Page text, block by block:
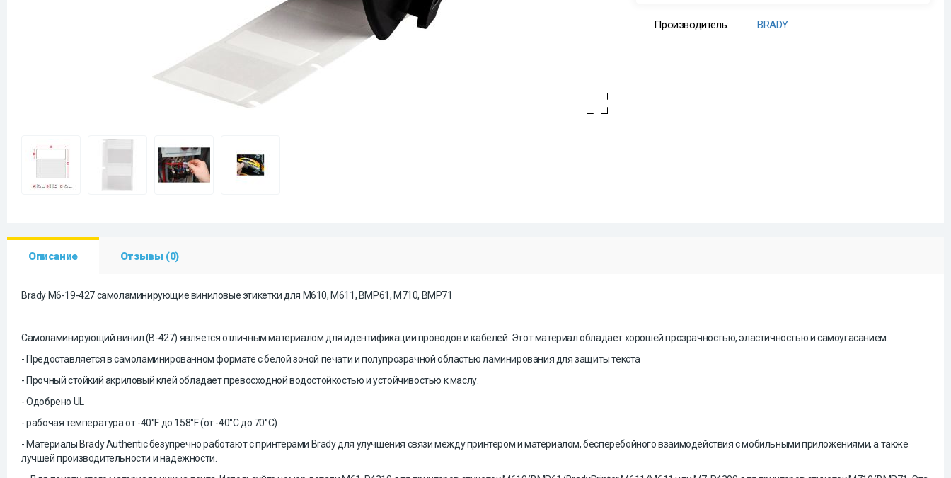
Производитель: BRADY
Описание Отзывы (0)
Brady M6-19-427 самоламинирующие виниловые этикетки для M610, M611, BMP61, M710, BMP71
Самоламинирующий винил (B-427) является отличным материалом для идентификации проводов и кабелей. Этот материал обладает хорошей прозрачностью, эластичностью и самоугасанием.
- Предоставляется в самоламинированном формате с белой зоной печати и полупрозрачной областью ламинирования для защиты текста
- Прочный стойкий акриловый клей обладает превосходной водостойкостью и устойчивостью к маслу.
- Одобрено UL
- рабочая температура от -40°F до 158°F (от -40°C до 70°C)
- Материалы Brady Authentic безупречно работают с принтерами Brady для улучшения связи между принтером и материалом, бесперебойного взаимодействия с мобильными приложениями, а также
лучшей производительности и надежности.